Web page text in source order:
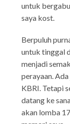
untuk
saya kost.
Berpuluh
untuk tinggal
menjadi
perayaan.
KBRI. Tetapi
datang ke
akan lomba